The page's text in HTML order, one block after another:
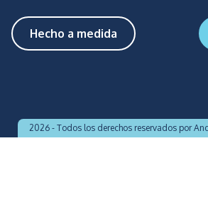
Hecho a medida
2026 - Todos los derechos reservados por